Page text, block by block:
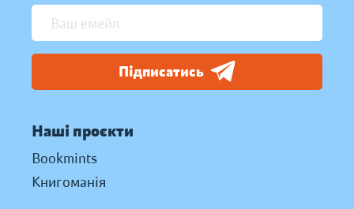
Підписатись
Наші проєкти
Bookmints
Книгоманія